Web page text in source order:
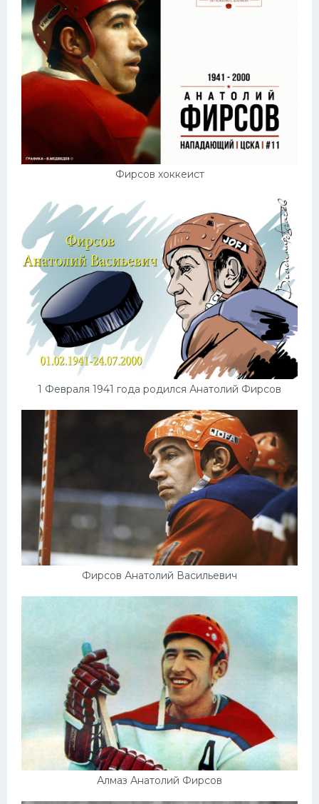
Фирсов хоккеист
1 Февраля 1941 года родился Анатолий Фирсов
Фирсов Анатолий Васильевич
Алмаз Анатолий Фирсов